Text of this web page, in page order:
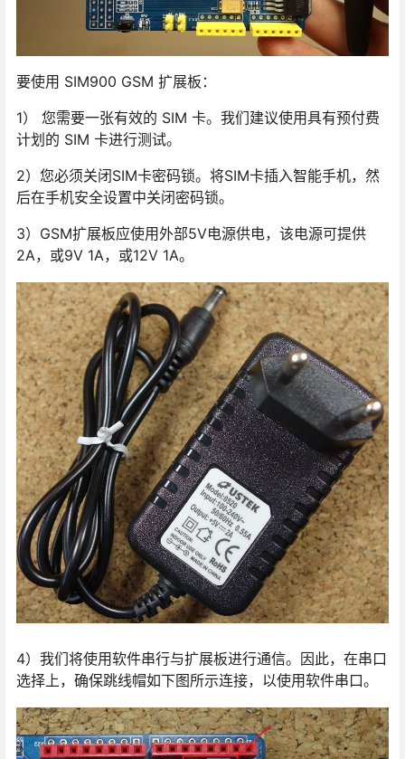
要使用 SIM900 GSM 扩展板：
1） 您需要一张有效的 SIM 卡。我们建议使用具有预付费
计划的 SIM 卡进行测试。
2）您必须关闭SIM卡密码锁。将SIM卡插入智能手机，然
后在手机安全设置中关闭密码锁。
3）GSM扩展板应使用外部5V电源供电，该电源可提供
2A，或9V 1A，或12V 1A。
4）我们将使用软件串行与扩展板进行通信。因此，在串口
选择上，确保跳线帽如下图所示连接，以使用软件串口。